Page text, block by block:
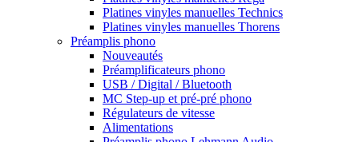
Platines vinyles manuelles Technics
Platines vinyles manuelles Thorens
Préamplis phono
Nouveautés
Préamplificateurs phono
USB / Digital / Bluetooth
MC Step-up et pré-pré phono
Régulateurs de vitesse
Alimentations